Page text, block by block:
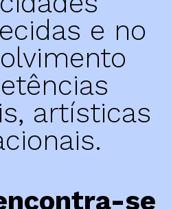
e no
artísticas
se